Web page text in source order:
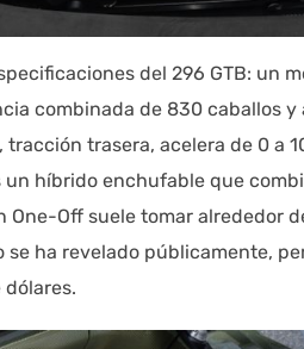
del 296 GTB: un
combinada de 830 caballos y
trasera, acelera de 0 a
híbrido enchufable que
Off suele tomar alrededor
ha revelado públicamente,